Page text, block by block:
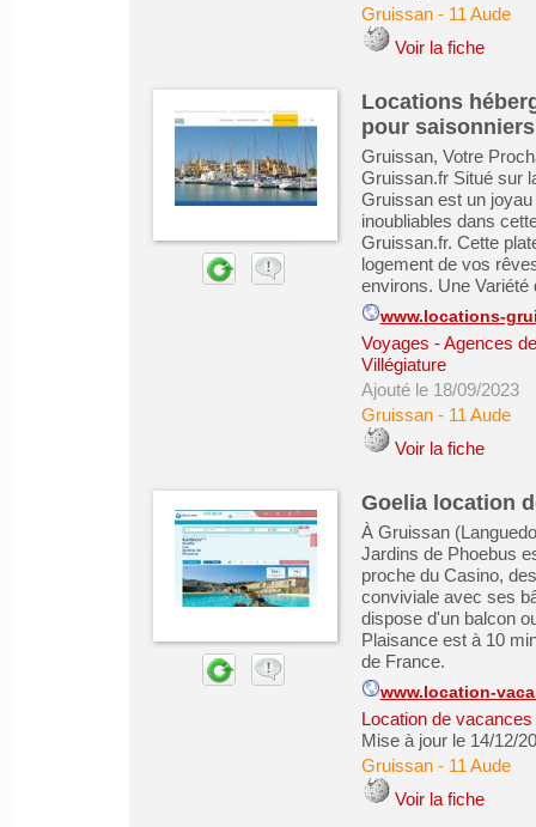
Gruissan- 11 Aude
Voir la fiche
Locations
pour saisonniers
Gruissan, Votre
Gruissan.fr Situé sur
Gruissan est un
inoubliables dans
Gruissan.fr. Cette
logement de vos
environs. Une Variété
www.locations-
Voyages - Agences
Villégiature
Ajouté le 18/09/2023
Gruissan- 11 Aude
Voir la fiche
Goelia location
À Gruissan
Jardins de Phoebus
proche du Casino,
conviviale avec ses
dispose d'un balcon
Plaisance est à 10
de France.
www.location-
Location de
Mise à jour le 14/12/
Gruissan- 11 Aude
Voir la fiche